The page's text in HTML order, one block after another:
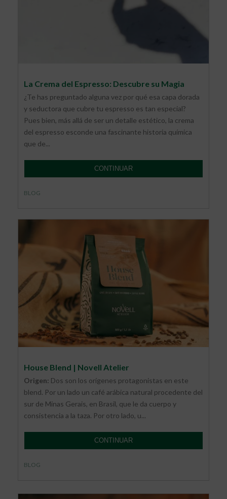
La Crema del Espresso: Descubre su Magia
¿Te has preguntado alguna vez por qué esa capa dorada
y seductora que cubre tu espresso es tan especial?
Pues bien, más allá de ser un detalle estético, la crema
del espresso esconde una fascinante historia química
que de...
CONTINUAR
BLOG
House Blend | Novell Atelier
Origen: Dos son los orígenes protagonistas en este
blend. Por un lado un café arábica natural procedente del
sur de Minas Gerais, en Brasil, que le da cuerpo y
consistencia a la taza. Por otro lado, u...
CONTINUAR
BLOG